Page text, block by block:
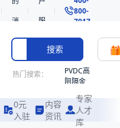
消
息
服
务
800-
7017
搜索
热门搜索：
PVDC高
阻隔金
共挤热
收缩袋
0元
入驻
内容
资讯
专家
人才
库